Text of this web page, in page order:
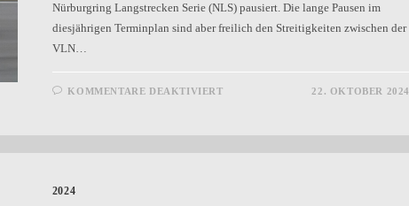
Nürburgring Langstrecken Serie (NLS) pausiert. Die lange Pausen im
diesjährigen Terminplan sind aber freilich den Streitigkeiten zwischen der
VLN…
KOMMENTARE DEAKTIVIERT 22. OKTOBER 2024
2024